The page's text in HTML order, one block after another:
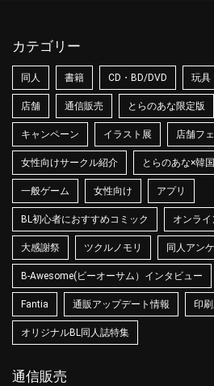
カテゴリー
同人 書籍 CD・BD/DVD 玩具
店舗 通信販売 とらのあな限定版
キャンペーン イラスト展 店舗フ
女性向けサークル紹介 とらのあな×韓国
一般ゲーム 女性向け アプリ
BL初心者におすすめコミック オンラ
大感謝祭 ツクルノモリ 同人アン
B-Awesome(ビーオーサム）インタビュー
Fantia 通販アップデート情報 印
オリジナルBL同人誌特集
通信販売